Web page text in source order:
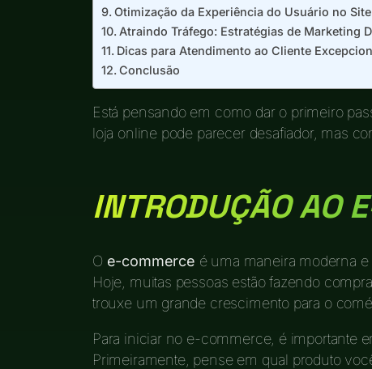
Otimização da Experiência do Usuário no Site
Atraindo Tráfego: Estratégias de Marketing
Dicas para Atendimento ao Cliente
Conclusão
Está pensando em como dar o primeiro
loja online pode parecer desafiador, mas
INTRODUÇÃO AO
O e-commerce é uma maneira moderna
Hoje, muitas pessoas estão fazendo
trouxe um grande crescimento para o
Para iniciar no e-commerce, é importante
Primeiramente, pense em qual produto